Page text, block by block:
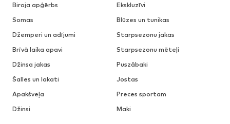
Biroja apģērbs
Ekskluzīvi
Somas
Blūzes un tunikas
Džemperi un adījumi
Starpsezonu jakas
Brīvā laika apavi
Starpsezonu mēteļi
Džinsa jakas
Puszābaki
Šalles un lakati
Jostas
Apakšveļa
Preces sportam
Džinsi
Maki